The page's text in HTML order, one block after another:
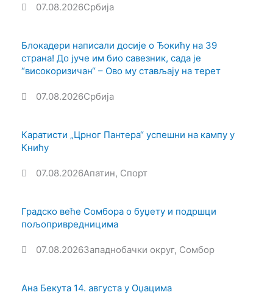
07.08.2026Србија
Блокадери написали досије о Ђокићу на 39
страна! До јуче им био савезник, сада је
“високоризичан“ – Ово му стављају на терет
07.08.2026Србија
Каратисти „Црног Пантера“ успешни на кампу у
Книћу
07.08.2026Апатин, Спорт
Градско веће Сомбора о буџету и подршци
пољопривредницима
07.08.2026Западнобачки округ, Сомбор
Ана Бекута 14. августа у Оџацима